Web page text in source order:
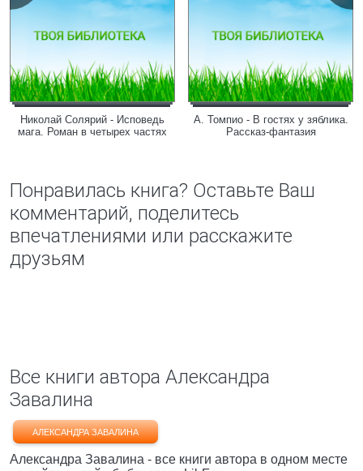
Николай Солярий - Исповедь
мага. Роман в четырех частях
А. Томпио - В гостях у зяблика.
Рассказ-фантазия
Понравилась книга? Оставьте Ваш
комментарий, поделитесь
впечатлениями или расскажите
друзьям
Все книги автора Александра
Завалина
АЛЕКСАНДРА ЗАВАЛИНА
Александра Завалина - все книги автора в одном месте